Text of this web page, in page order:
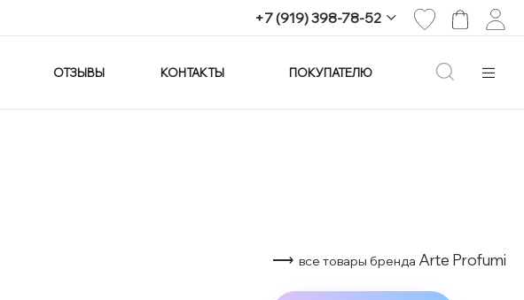
+7 (919) 398-78-52
+7 (919) 398-78-52
ОТЗЫВЫ КОНТАКТЫ ПОКУПАТЕЛЮ
⟶ все товары бренда Arte Profumi